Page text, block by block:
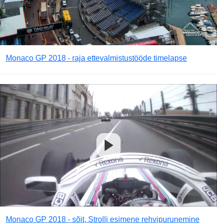
Monaco GP 2018 - raja ettevalmistustööde timelapse
Monaco GP 2018 - sõit, Strolli esimene rehvipurunemine